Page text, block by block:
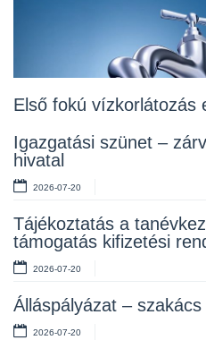
Első fokú vízkorlátozás
Igazgatási szünet –
hivatal
2026-07-20
Tájékoztatás a
támogatás kifizetési
2026-07-20
Álláspályázat – szakács
2026-07-20
Lakossági fórum az
2026-07-10
Rendelet kihirdetése
2026-07-10
Álláspályázat – takarító
2026-07-06